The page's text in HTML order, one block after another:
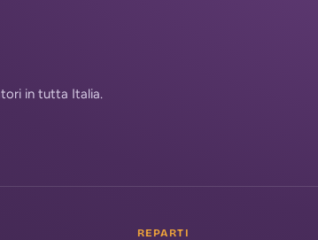
in tutta Italia.
REPARTI